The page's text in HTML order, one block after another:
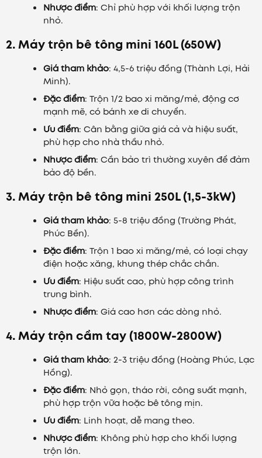
Nhược điểm: Chỉ phù hợp với khối lượng trộn
nhỏ.
2. Máy trộn bê tông mini 160L (650W)
Giá tham khảo: 4,5-6 triệu đồng (Thành Lợi, Hải
Minh).
Đặc điểm: Trộn 1/2 bao xi măng/mẻ, động cơ
mạnh mẽ, có bánh xe di chuyển.
Ưu điểm: Cân bằng giữa giá cả và hiệu suất,
phù hợp cho nhà thầu nhỏ.
Nhược điểm: Cần bảo trì thường xuyên để đảm
bảo độ bền.
3. Máy trộn bê tông mini 250L (1,5-3kW)
Giá tham khảo: 5-8 triệu đồng (Trường Phát,
Phúc Bền).
Đặc điểm: Trộn 1 bao xi măng/mẻ, có loại chạy
điện hoặc xăng, khung thép chắc chắn.
Ưu điểm: Hiệu suất cao, phù hợp công trình
trung bình.
Nhược điểm: Giá cao hơn các dòng nhỏ.
4. Máy trộn cầm tay (1800W-2800W)
Giá tham khảo: 2-3 triệu đồng (Hoàng Phúc, Lạc
Hồng).
Đặc điểm: Nhỏ gọn, tháo rời, công suất mạnh,
phù hợp trộn vữa hoặc bê tông mịn.
Ưu điểm: Linh hoạt, dễ mang theo.
Nhược điểm: Không phù hợp cho khối lượng
trộn lớn.